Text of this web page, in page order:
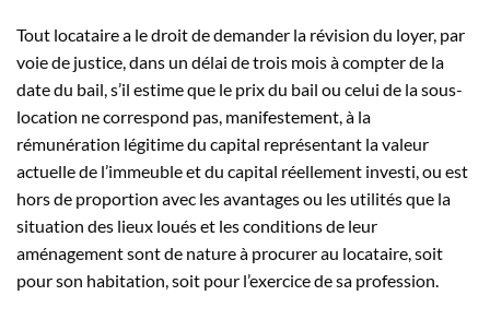
Tout locataire a le droit de demander la révision du loyer, par
voie de justice, dans un délai de trois mois à compter de la
date du bail, s’il estime que le prix du bail ou celui de la sous-
location ne correspond pas, manifestement, à la
rémunération légitime du capital représentant la valeur
actuelle de l’immeuble et du capital réellement investi, ou est
hors de proportion avec les avantages ou les utilités que la
situation des lieux loués et les conditions de leur
aménagement sont de nature à procurer au locataire, soit
pour son habitation, soit pour l’exercice de sa profession.